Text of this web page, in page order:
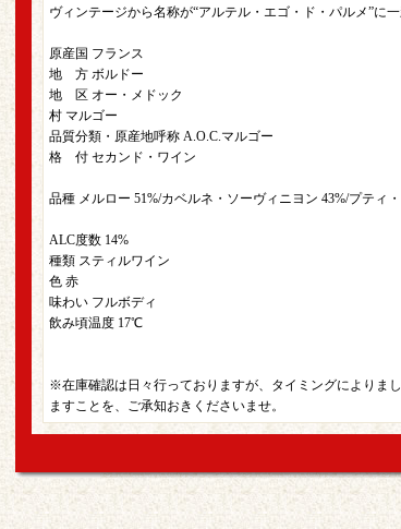
ヴィンテージから名称が“アルテル・エゴ・ド・パルメ”に一
原産国 フランス
地 方 ボルドー
地 区 オー・メドック
村 マルゴー
品質分類・原産地呼称 A.O.C.マルゴー
格 付 セカンド・ワイン
品種 メルロー 51%/カベルネ・ソーヴィニヨン 43%/プティ
ALC度数 14%
種類 スティルワイン
色 赤
味わい フルボディ
飲み頃温度 17℃
※在庫確認は日々行っておりますが、タイミングによりま
ますことを、ご承知おきくださいませ。